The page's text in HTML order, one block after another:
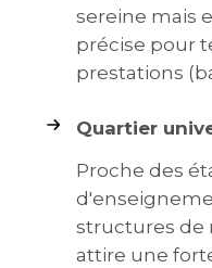
sereine mais
précise pour
prestations
Quartier
Proche des
structures de
attire une